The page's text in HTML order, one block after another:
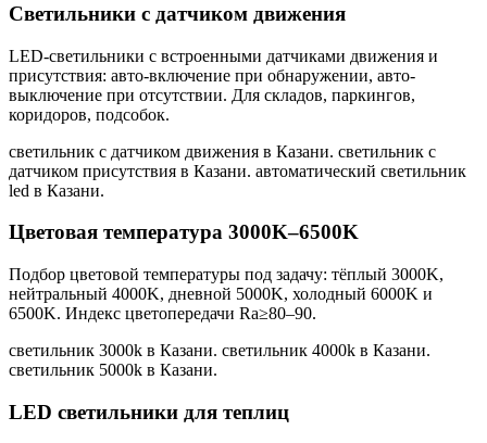
Светильники с датчиком движения
LED-светильники с встроенными датчиками движения и
присутствия: авто-включение при обнаружении, авто-
выключение при отсутствии. Для складов, паркингов,
коридоров, подсобок.
светильник с датчиком движения в Казани. светильник с
датчиком присутствия в Казани. автоматический светильник
led в Казани.
Цветовая температура 3000K–6500K
Подбор цветовой температуры под задачу: тёплый 3000K,
нейтральный 4000K, дневной 5000K, холодный 6000K и
6500K. Индекс цветопередачи Ra≥80–90.
светильник 3000k в Казани. светильник 4000k в Казани.
светильник 5000k в Казани.
LED светильники для теплиц